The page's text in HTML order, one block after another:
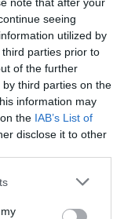
seeing
utilized by
parties prior to
of the further
third parties on the
information may
the IAB’s List of
disclose it to other
or more Google
You may click to